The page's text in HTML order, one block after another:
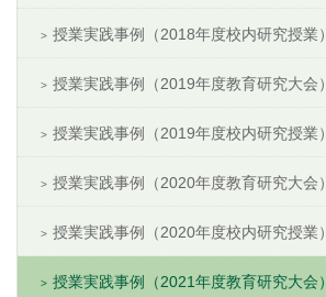
授業実践事例（2018年度校内研究授業）
授業実践事例（2019年度教育研究大会）
授業実践事例（2019年度校内研究授業）
授業実践事例（2020年度教育研究大会）
授業実践事例（2020年度校内研究授業）
授業実践事例（2021年度教育研究大会）